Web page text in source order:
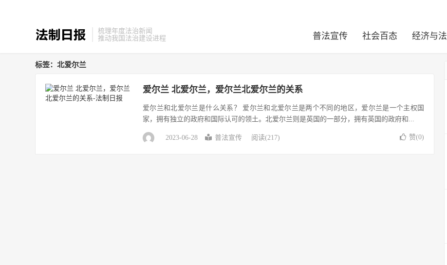
梳理年度法治新闻
推动我国法治建设进程
普法宣传 社会百态 经济与法
标签：北爱尔兰
爱尔兰 北爱尔兰，爱尔兰北爱尔兰的关系
爱尔兰和北爱尔兰是什么关系？ 爱尔兰和北爱尔兰是两个不同的地区，爱尔兰是一个主权国
家，拥有独立的政府和国际认可的领土。北爱尔兰则是英国的一部分，拥有英国的政府和...
2023-06-28 普法宣传 阅读(217) 赞(0)